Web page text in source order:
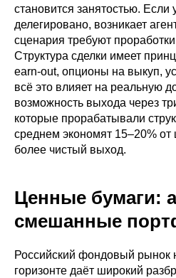
становится занятостью. Если
делегировано, возникает
сценария требуют
Структура сделки имеет
earn-out, опционы на выкуп,
всё это влияет на реальную
возможность выхода через
которые прорабатывали
среднем экономят 15–20%
более чистый выход.
Ценные бумаги:
смешанные
Российский фондовый рынок
горизонте даёт широкий